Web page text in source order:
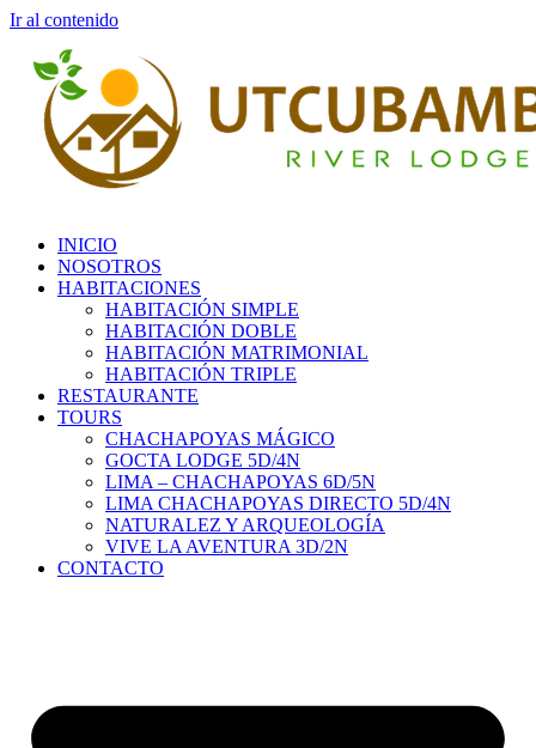
Ir al contenido
INICIO
NOSOTROS
HABITACIONES
HABITACIÓN SIMPLE
HABITACIÓN DOBLE
HABITACIÓN MATRIMONIAL
HABITACIÓN TRIPLE
RESTAURANTE
TOURS
CHACHAPOYAS MÁGICO
GOCTA LODGE 5D/4N
LIMA – CHACHAPOYAS 6D/5N
LIMA CHACHAPOYAS DIRECTO 5D/4N
NATURALEZ Y ARQUEOLOGÍA
VIVE LA AVENTURA 3D/2N
CONTACTO